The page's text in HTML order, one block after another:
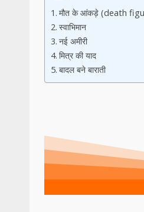
मौत के आंकड़े (death
स्वाभिमान
नई अमीरी
मित्र की याद
बादल बने बाराती